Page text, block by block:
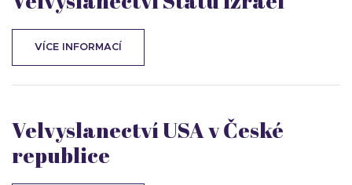
VÍCE INFORMACÍ
Velvyslanectví USA v České
republice